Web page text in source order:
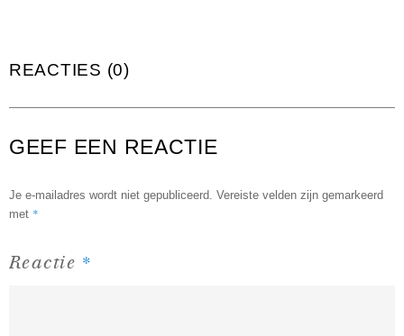
REACTIES (0)
GEEF EEN REACTIE
Je e-mailadres wordt niet gepubliceerd. Vereiste velden zijn gemarkeerd
met *
Reactie *